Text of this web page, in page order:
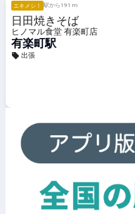
エキメシ！ 駅から191 m
日田焼きそば
ヒノマル食堂 有楽町店
有楽町駅
出張